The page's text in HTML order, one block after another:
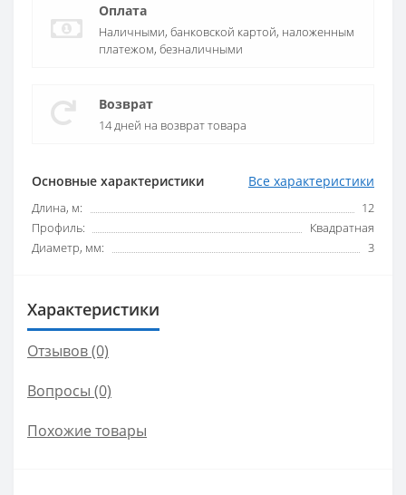
Основные характеристики Все характеристики
Длина, м:
12
Профиль:
Квадратная
Диаметр, мм:
3
Оплата
Наличными, банковской картой, наложенным
платежом, безналичными
Возврат
14 дней на возврат товара
Характеристики
Отзывов (0)
Вопросы (0)
Похожие товары